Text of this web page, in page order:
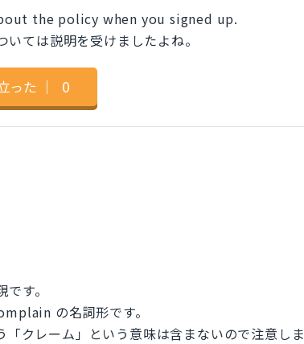
the policy when you signed up.
ては説明を受けましたよね。
った ｜ 0
す。
の名詞形です。
クレーム」という意味は含まないので注意しま